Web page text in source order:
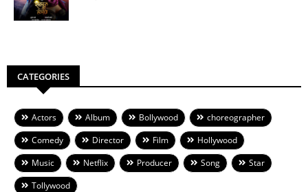
CATEGORIES
Actors Album Bollywood
choreographer
Comedy
Director Film
Hollywood
Music
Netflix Producer Song
Star
Tollywood